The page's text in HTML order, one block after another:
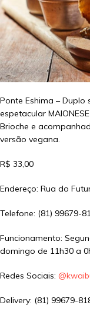
Ponte Eshima –
espetacular
Brioche e
versão vegana.
R$ 33,00
Endereço: Rua do
Telefone: (81) 99679-
Funcionamento:
domingo de 11h30 a
Redes Sociais:
Delivery: (81) 99679-